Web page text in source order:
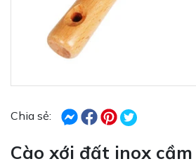
Chia sẻ:
Cào xới đất inox